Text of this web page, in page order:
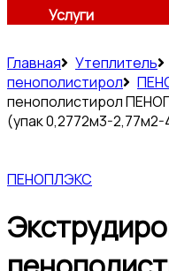
Услуги
Главная Утеплитель
пенополистирол
пенополистирол
(упак 0,2772м3-2,77м2-
ПЕНОПЛЭКС